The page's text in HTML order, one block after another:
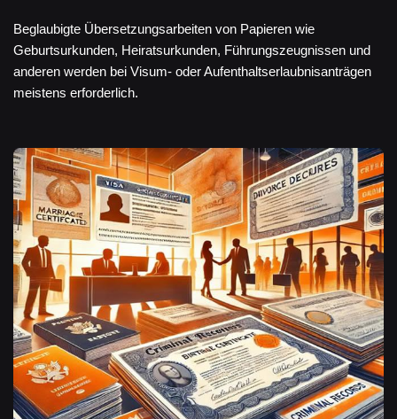
Beglaubigte Übersetzungsarbeiten von Papieren wie
Geburtsurkunden, Heiratsurkunden, Führungszeugnissen und
anderen werden bei Visum- oder Aufenthaltserlaubnisanträgen
meistens erforderlich.